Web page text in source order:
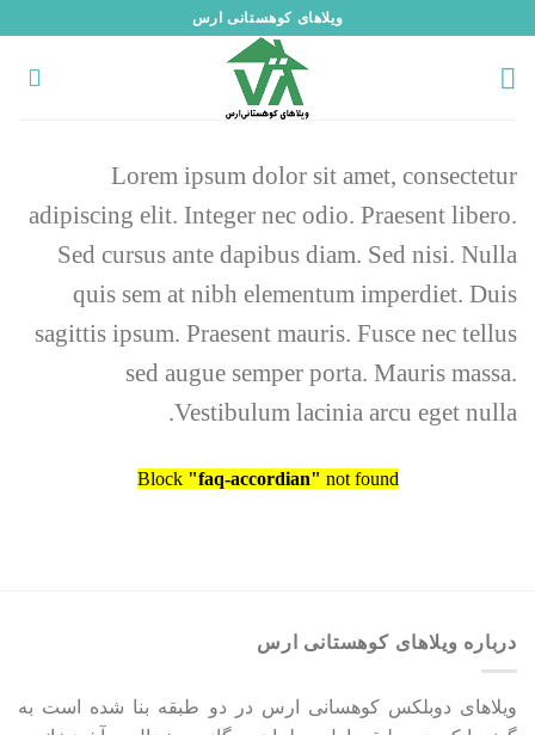
محتوا
ویلاهای کوهستانی ارس
Lorem ipsum dolor sit amet, consectetur
adipiscing elit. Integer nec odio. Praesent libero.
Sed cursus ante dapibus diam. Sed nisi. Nulla
quis sem at nibh elementum imperdiet. Duis
sagittis ipsum. Praesent mauris. Fusce nec tellus
sed augue semper porta. Mauris massa.
Vestibulum lacinia arcu eget nulla.
Block "faq-accordian" not found
درباره ویلاهای کوهستانی ارس
ویلاهای دوبلکس کوهسانی ارس در دو طبقه بنا شده است به